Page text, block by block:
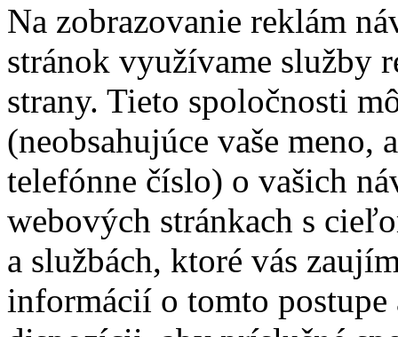
Na zobrazovanie reklám
stránok využívame služby
strany. Tieto spoločnosti
(neobsahujúce vaše meno,
telefónne číslo) o vašich
webových stránkach s
a službách, ktoré vás
informácií o tomto postupe